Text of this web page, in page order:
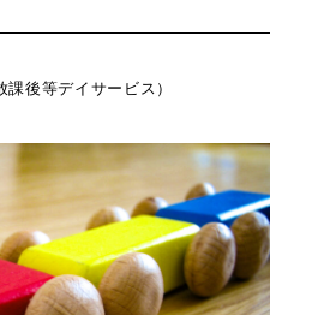
後等デイサービス）